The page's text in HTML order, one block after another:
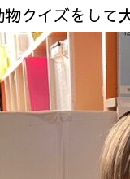
クイズをし